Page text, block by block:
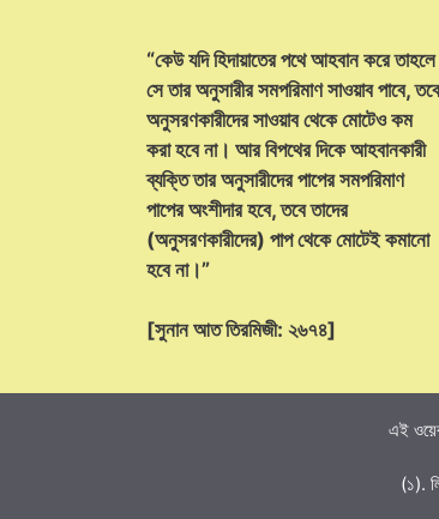
“কেউ যদি হিদায়াতের পথে আহবান করে তাহলে
সে তার অনুসারীর সমপরিমাণ সাওয়াব পাবে, তবে
অনুসরণকারীদের সাওয়াব থেকে মোটেও কম
করা হবে না। আর বিপথের দিকে আহবানকারী
ব্যক্তি তার অনুসারীদের পাপের সমপরিমাণ
পাপের অংশীদার হবে, তবে তাদের
(অনুসরণকারীদের) পাপ থেকে মোটেই কমানো
হবে না।”
[সুনান আত তিরমিজী: ২৬৭৪]
এই
(১).